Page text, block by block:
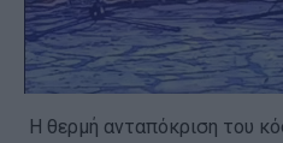
Η θερμή ανταπόκριση του